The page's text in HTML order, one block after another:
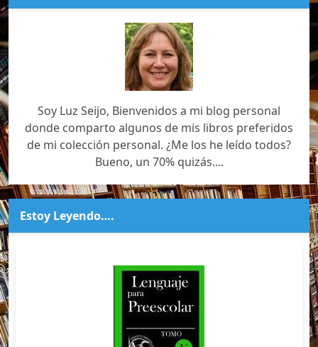
Soy Luz Seijo, Bienvenidos a mi blog personal
donde comparto algunos de mis libros preferidos
de mi colección personal. ¿Me los he leído todos?
Bueno, un 70% quizás....
Estoy Leyendo….